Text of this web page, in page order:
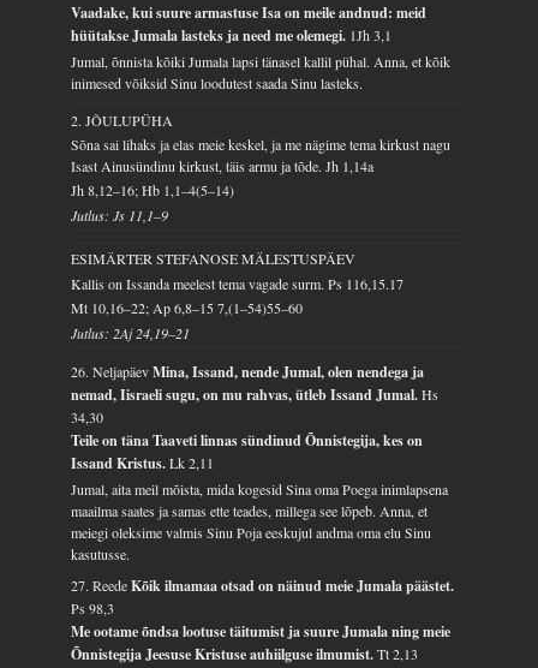
Vaadake, kui suure armastuse Isa on meile andnud: meid
hüütakse Jumala lasteks ja need me olemegi. 1Jh 3,1
Jumal, õnnista kõiki Jumala lapsi tänasel kallil pühal. Anna, et kõik
inimesed võiksid Sinu loodutest saada Sinu lasteks.
2. JÕULUPÜHA
Sõna sai lihaks ja elas meie keskel, ja me nägime tema kirkust nagu
Isast Ainusündinu kirkust, täis armu ja tõde.Jh 1,14a
Jh 8,12–16; Hb 1,1–4(5–14)
Jutlus: Js 11,1–9
ESIMÄRTER STEFANOSE MÄLESTUSPÄEV
Kallis on Issanda meelest tema vagade surm.Ps 116,15.17
Mt 10,16–22; Ap 6,8–15 7,(1–54)55–60
Jutlus: 2Aj 24,19–21
26. NeljapäevMina, Issand, nende Jumal, olen nendega ja
nemad, Iisraeli sugu, on mu rahvas, ütleb Issand Jumal.Hs
34,30
Teile on täna Taaveti linnas sündinud Õnnistegija, kes on
Issand Kristus.Lk 2,11
Jumal, aita meil mõista, mida kogesid Sina oma Poega inimlapsena
maailma saates ja samas ette teades, millega see lõpeb. Anna, et
meiegi oleksime valmis Sinu Poja eeskujul andma oma elu Sinu
kasutusse.
27. ReedeKõik ilmamaa otsad on näinud meie Jumala päästet.
Ps 98,3
Me ootame õndsa lootuse täitumist ja suure Jumala ning meie
Õnnistegija Jeesuse Kristuse auhiilguse ilmumist.Tt 2,13